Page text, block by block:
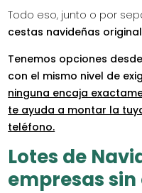
Todo eso, junto o por
cestas navideñas
Tenemos opciones
con el mismo nivel de
ninguna encaja
te ayuda a montar la
teléfono.
Lotes de
empresas